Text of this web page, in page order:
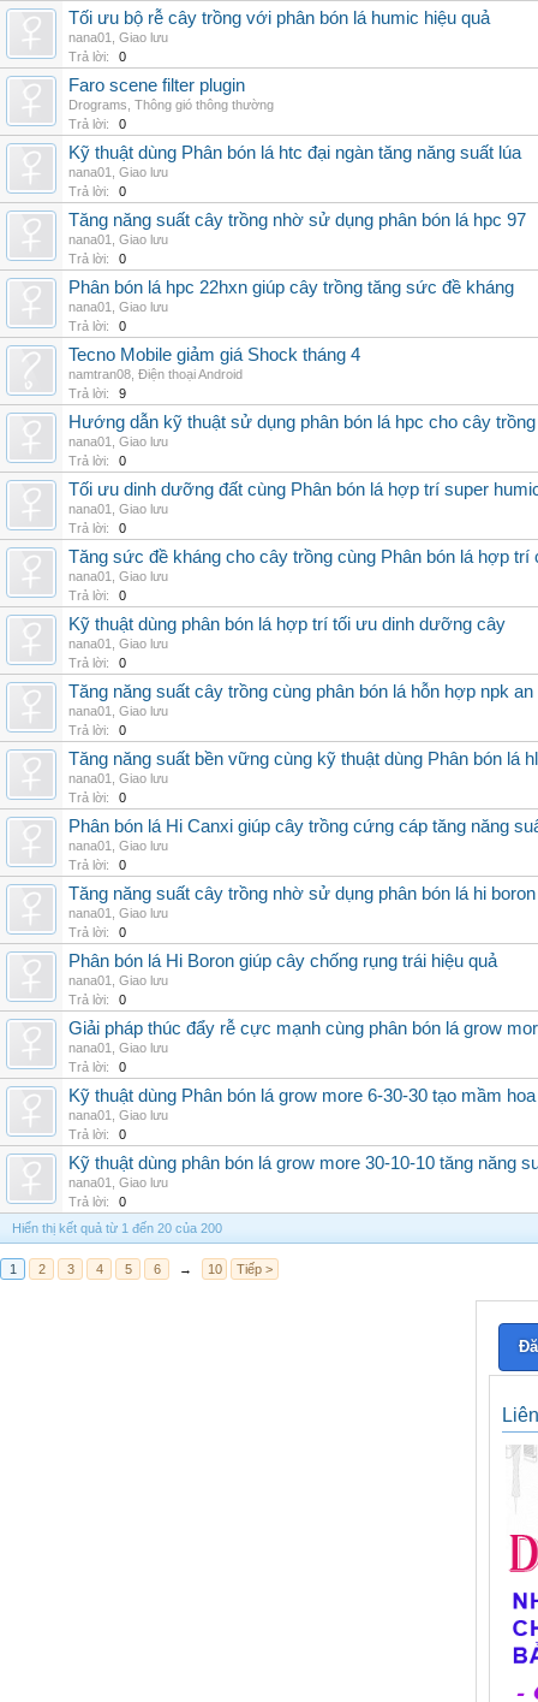
Tối ưu bộ rễ cây trồng với phân bón lá humic hiệu quả
nana01
Giao lưu
Trả lời:
0
Faro scene filter plugin
Drograms Thông gió thông thường
Trả lời:
0
Kỹ thuật dùng Phân bón lá htc đại ngàn tăng năng suất lúa
nana01
Giao lưu
Trả lời:
0
Tăng năng suất cây trồng nhờ sử dụng phân bón lá hpc 97
nana01
Giao lưu
Trả lời:
0
Phân bón lá hpc 22hxn giúp cây trồng tăng sức đề kháng
nana01
Giao lưu
Trả lời:
0
Tecno Mobile giảm giá Shock tháng 4
namtran08 Điện thoại Android
Trả lời:
9
Hướng dẫn kỹ thuật sử dụng phân bón lá hpc cho cây trồng
nana01
Giao lưu
Trả lời:
0
Tối ưu dinh dưỡng đất cùng Phân bón lá hợp trí super
nana01
Giao lưu
Trả lời:
0
Tăng sức đề kháng cho cây trồng cùng Phân bón lá hợp trí
nana01
Giao lưu
Trả lời:
0
Kỹ thuật dùng phân bón lá hợp trí tối ưu dinh dưỡng cây
nana01
Giao lưu
Trả lời:
0
Tăng năng suất cây trồng cùng phân bón lá hỗn hợp npk an
nana01
Giao lưu
Trả lời:
0
Tăng năng suất bền vững cùng kỹ thuật dùng Phân bón lá
nana01
Giao lưu
Trả lời:
0
Phân bón lá Hi Canxi giúp cây trồng cứng cáp tăng năng
nana01
Giao lưu
Trả lời:
0
Tăng năng suất cây trồng nhờ sử dụng phân bón lá hi
nana01
Giao lưu
Trả lời:
0
Phân bón lá Hi Boron giúp cây chống rụng trái hiệu quả
nana01
Giao lưu
Trả lời:
0
Giải pháp thúc đẩy rễ cực mạnh cùng phân bón lá grow
nana01
Giao lưu
Trả lời:
0
Kỹ thuật dùng Phân bón lá grow more 6-30-30 tạo mầm hoa
nana01
Giao lưu
Trả lời:
0
Kỹ thuật dùng phân bón lá grow more 30-10-10 tăng năng
nana01
Giao lưu
Trả lời:
0
Hiển thị kết quả từ 1 đến 20 của 200
1 2 3 4 5 6 → 10 Tiếp >